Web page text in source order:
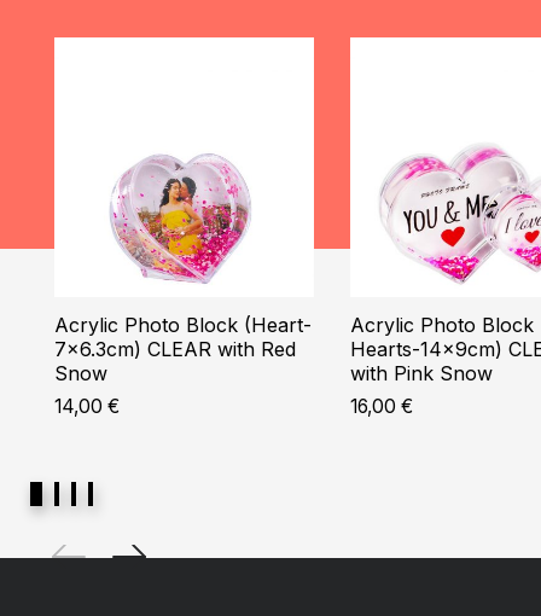
Acrylic Photo Block (Heart-
7×6.3cm) CLEAR with Red
Snow
14,00 €
Acrylic Photo Block
Hearts-14x9cm)
with Pink Snow
16,00 €